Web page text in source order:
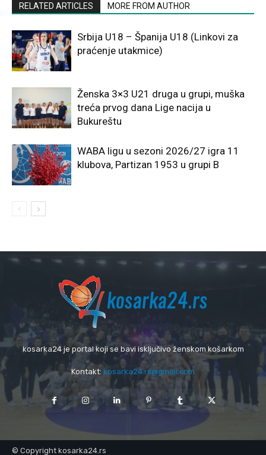
RELATED ARTICLES MORE FROM AUTHOR
Srbija U18 – Španija U18 (Linkovi za
praćenje utakmice)
Ženska 3×3 U21 druga u grupi, muška
treća prvog dana Lige nacija u
Bukureštu
WABA ligu u sezoni 2026/27 igra 11
klubova, Partizan 1953 u grupi B
kosarka24 je portal koji se bavi isključivo ženskom košarkom
Kontakt: kosarka24.rs@gmail.com
© Copyright kosarka24.rs